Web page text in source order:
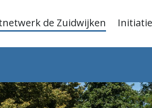
de Zuidwijken